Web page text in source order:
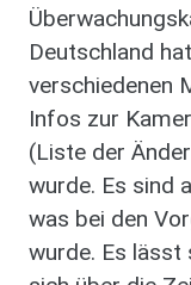
Deutschland
verschiedenen
Infos zur
(Liste der
wurde. Es sind
was bei den
wurde. Es lässt